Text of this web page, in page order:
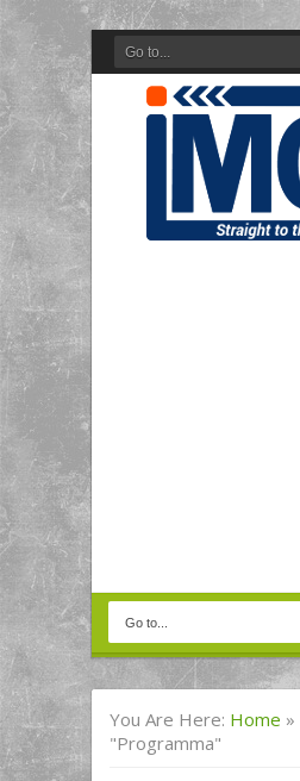
You Are Here: Home »
"programma"